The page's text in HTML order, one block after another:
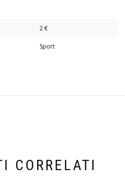
2 €
Sport
CORRELATI